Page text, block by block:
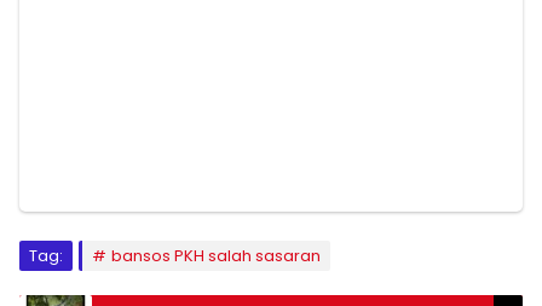
Tag: bansos PKH salah sasaran